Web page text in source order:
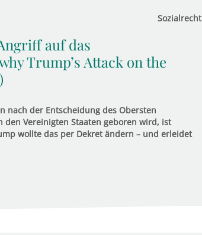
Sozialrecht
auf das
Trump’s Attack on the
nach der Entscheidung des Obersten
Vereinigten Staaten geboren wird, ist
wollte das per Dekret ändern – und erleidet